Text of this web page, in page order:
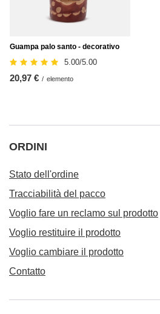
Guampa palo santo - decorativo
5.00/5.00
20,97 € / elemento
ORDINI
Stato dell'ordine
Tracciabilità del pacco
Voglio fare un reclamo sul prodotto
Voglio restituire il prodotto
Voglio cambiare il prodotto
Contatto